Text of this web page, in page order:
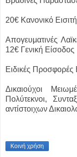
20€ Κανονικό
Απογευματινές
12€ Γενική Είσοδος
Ειδικές Προσφορές
Δικαιούχοι
Πολύτεκνοι,
αντίστοιχων
Κοινή χρήση